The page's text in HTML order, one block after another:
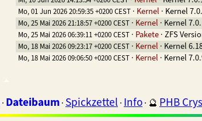
Mo, 01 Jun 2026 20:59:35 +0200 CEST · Kernel · Kernel
Mo, 25 Mai 2026 21:18:57 +0200 CEST · Kernel · Kernel
Mo, 25 Mai 2026 06:39:11 +0200 CEST · Pakete · ZFS
Mo, 18 Mai 2026 09:23:17 +0200 CEST · Kernel · Kernel
Mo, 18 Mai 2026 09:06:50 +0200 CEST · Kernel · Kernel
· Dateibaum· Spickzettel · Info· 🔮 PHB